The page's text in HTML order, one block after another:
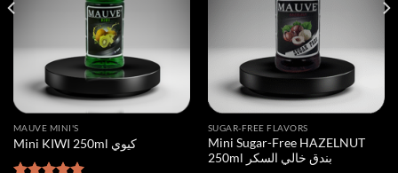
MAUVE MINI'S
Mini KIWI 250ml كيوي
SUGAR-FREE FLAVORS
Mini Sugar-Free HAZELNUT
250ml بندق خالي السكر